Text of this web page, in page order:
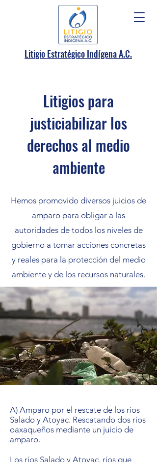
Litigio Estratégico Indígena A.C.
Litigios para
justiciabilizar los
derechos al medio
ambiente
Hemos promovido diversos juicios de
amparo para obligar a las
autoridades de todos los niveles de
gobierno a tomar acciones concretas
y reales para la protección del medio
ambiente y de los recursos naturales.
A) Amparo por el rescate de los ríos
Salado y Atoyac. Rescatando dos ríos
oaxaqueños mediante un juicio de
amparo.
Los ríos Salado y Atoyac, ríos que